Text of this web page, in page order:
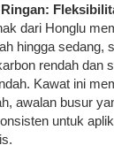
dari Honglu
hingga sedang,
rendah dan
Kawat ini
awalan busur
untuk